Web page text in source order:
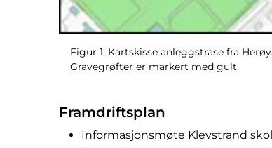
Figur 1: Kartskisse anleggstrase fra
Gravegrøfter er markert med gult.
Framdriftsplan
Informasjonsmøte Klevstrand